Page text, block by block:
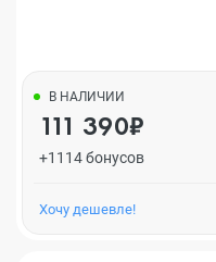
В НАЛИЧИИ
111 390₽
+1114 бонусов
Хочу дешевле!